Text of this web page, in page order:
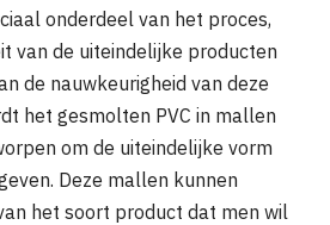
onderdeel van het proces,
van de uiteindelijke producten
de nauwkeurigheid van deze
het gesmolten PVC in mallen
om de uiteindelijke vorm
Deze mallen kunnen
het soort product dat men wil